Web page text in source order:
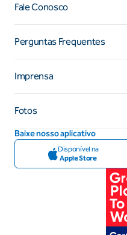
Fale Conosco
Perguntas Frequentes
Imprensa
Fotos
Baixe nosso aplicativo
Disponível na
Apple Store